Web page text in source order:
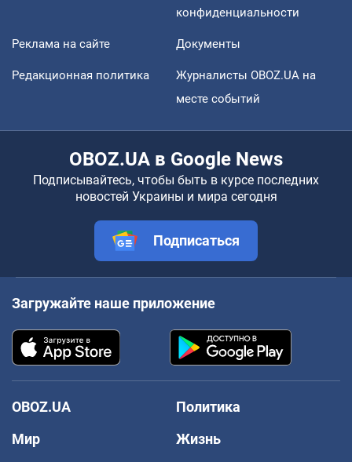
конфиденциальности
Реклама на сайте Документы
Редакционная политика
Журналисты OBOZ.UA на
месте событий
OBOZ.UA в Google News
Подписывайтесь, чтобы быть в курсе последних
новостей Украины и мира сегодня
Подписаться
Загружайте наше приложение
OBOZ.UA
Политика
Мир
Жизнь